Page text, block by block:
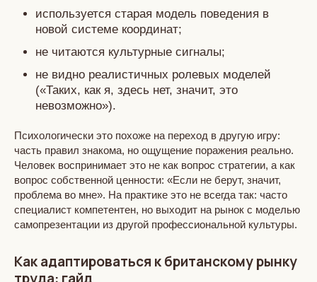
используется старая модель поведения в
новой системе координат;
не читаются культурные сигналы;
не видно реалистичных ролевых моделей
(«Таких, как я, здесь нет, значит, это
невозможно»).
Психологически это похоже на переход в другую игру:
часть правил знакома, но ощущение поражения реально.
Человек воспринимает это не как вопрос стратегии, а как
вопрос собственной ценности: «Если не берут, значит,
проблема во мне». На практике это не всегда так: часто
специалист компетентен, но выходит на рынок с моделью
самопрезентации из другой профессиональной культуры.
Как адаптироваться к британскому рынку